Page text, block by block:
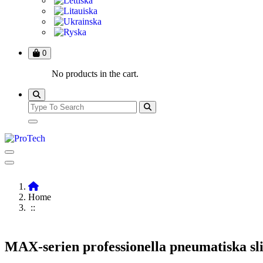
0
No products in the cart.
Home
::
MAX-serien professionella pneumatiska